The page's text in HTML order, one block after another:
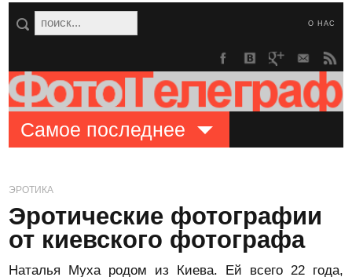
О НАС
Самое последнее
ЭРОТИКА
Эротические фотографии
от киевского фотографа
Наталья Муха родом из Киева. Ей всего 22 года,